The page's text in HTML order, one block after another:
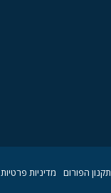
תקנון הפורום מדיניות פרטיות